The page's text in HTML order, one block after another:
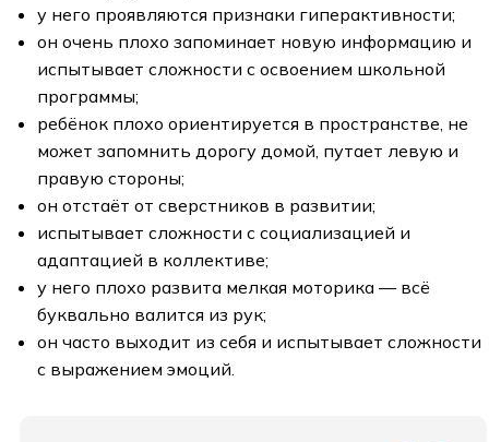
у него проявляются признаки гиперактивности;
он очень плохо запоминает новую информацию и
испытывает сложности с освоением школьной
программы;
ребёнок плохо ориентируется в пространстве, не
может запомнить дорогу домой, путает левую и
правую стороны;
он отстаёт от сверстников в развитии;
испытывает сложности с социализацией и
адаптацией в коллективе;
у него плохо развита мелкая моторика — всё
буквально валится из рук;
он часто выходит из себя и испытывает сложности
с выражением эмоций.